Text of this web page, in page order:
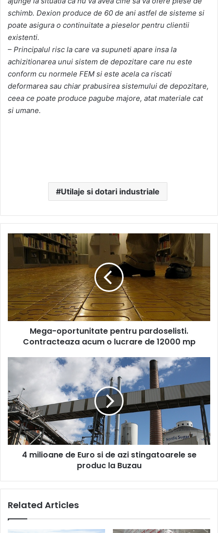
schimb. Dexion produce de 60 de ani astfel de sisteme si
poate asigura o continuitate a pieselor pentru clientii
existenti.
– Principalul risc la care va supuneti apare insa la
achizitionarea unui sistem de depozitare care nu este
conform cu normele FEM si este acela ca riscati
deformarea sau chiar prabusirea sistemului de depozitare,
ceea ce poate produce pagube majore, atat materiale cat
si umane.
Utilaje si dotari industriale
Mega-
oportunitate
pentru
pardoselisti.
Contracteaza
acum
o
lucrare
de
Mega-oportunitate pentru pardoselisti.
Contracteaza acum o lucrare de 12000 mp
Euro
si
de
azi
stingatoarele
se
produc4 milioane de Euro si de azi stingatoarele se
produc la Buzau
Related Articles